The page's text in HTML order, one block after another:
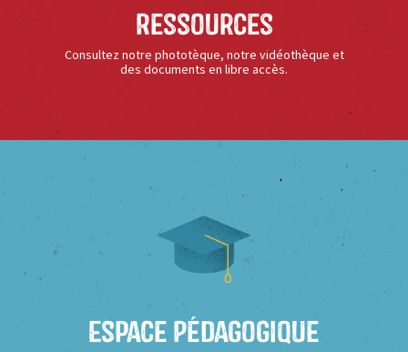
Ressources
Consultez notre phototèque, notre vidéothèque et
des documents en libre accès.
Espace Pédagogique